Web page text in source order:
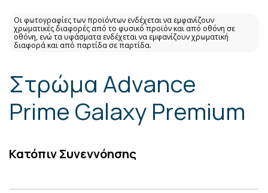
Οι φωτογραφίες των προϊόντων ενδέχεται να εμφανίζουν
χρωματικές διαφορές από το φυσικό προϊόν και από οθόνη σε
οθόνη, ενώ τα υφάσματα ενδέχεται να εμφανίζουν χρωματική
διαφορά και από παρτίδα σε παρτίδα.
Στρώμα Advance
Prime Galaxy Premium
Κατόπιν Συνεννόησης